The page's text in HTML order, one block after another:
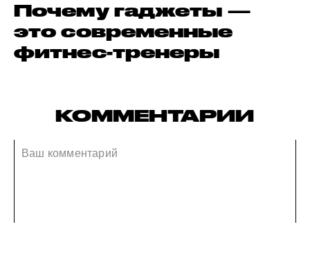
Почему гаджеты —
это современные
фитнес-тренеры
КОММЕНТАРИИ